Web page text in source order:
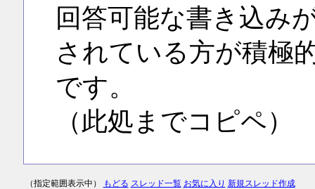
回答可能な書き込み
されている方が積極
です。
（此処までコピペ）
（指定範囲表示中） もどる スレッド一覧 お気に入り 新規スレッド作成